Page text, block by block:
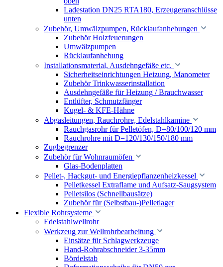
Ladestation DN25 RTA180, Erzeugeranschlüsse
unten
Zubehör, Umwälzpumpen, Rücklaufanhebungen
Zubehör Holzfeuerungen
Umwälzpumpen
Rücklaufanhebung
Installationsmaterial, Ausdehngefäße etc.
Sicherheitseinrichtungen Heizung, Manometer
Zubehör Trinkwasserinstallation
Ausdehngefäße für Heizung / Brauchwasser
Entlüfter, Schmutzfänger
Kugel- & KFE-Hähne
Abgasleitungen, Rauchrohre, Edelstahlkamine
Rauchgasrohr für Pelletöfen, D=80/100/120 mm
Rauchrohre mit D=120/130/150/180 mm
Zugbegrenzer
Zubehör für Wohnraumöfen
Glas-Bodenplatten
Pellet-, Hackgut- und Energiepflanzenheizkessel
Pelletkessel Extraflame und Aufsatz-Saugsystem
Pelletsilos (Schnellbausätze)
Zubehör für (Selbstbau-)Pelletlager
Flexible Rohrsysteme
Edelstahlwellrohr
Werkzeug zur Wellrohrbearbeitung
Einsätze für Schlagwerkzeuge
Hand-Rohrabschneider 3-35mm
Bördelstab